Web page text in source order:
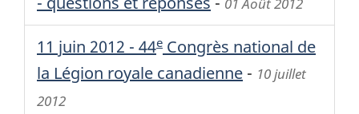
11 juin 2012 - 44e Congrès national de
la Légion royale canadienne - 10 juillet
2012